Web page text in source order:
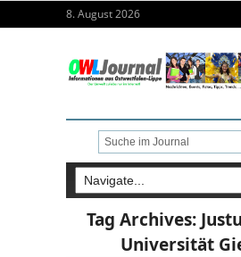
8. August 2026
Tag Archives:
Universität